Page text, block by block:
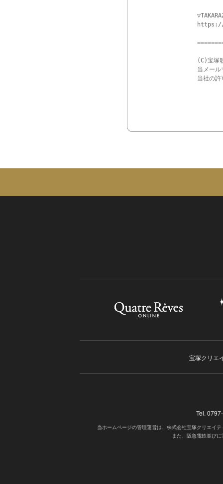
https://
(C)宝塚
当メール
当社の許
宝塚クリエ
Tel.
当ホームページの管理運営は、株式会社宝塚クリエイ
また、阪急電鉄並び